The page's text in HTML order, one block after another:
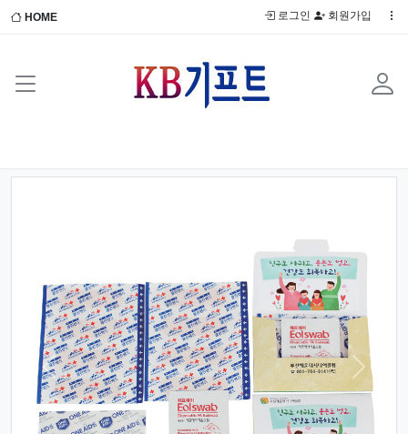
HOME 로그인 회원가입
Previous Next